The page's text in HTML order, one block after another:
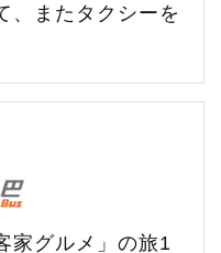
、またタクシーを
家グルメ」の旅1